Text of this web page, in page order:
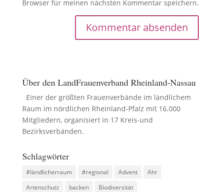
Browser für meinen nächsten Kommentar speichern.
Über den LandFrauenverband Rheinland-Nassau
Einer der größten Frauenverbände im ländlichem
Raum im nördlichen Rheinland-Pfalz mit 16.000
Mitgliedern, organisiert in 17 Kreis-und
Bezirksverbänden.
Schlagwörter
#ländlicherraum #regional Advent
Ahr
Artenschutz
backen
Biodiversität